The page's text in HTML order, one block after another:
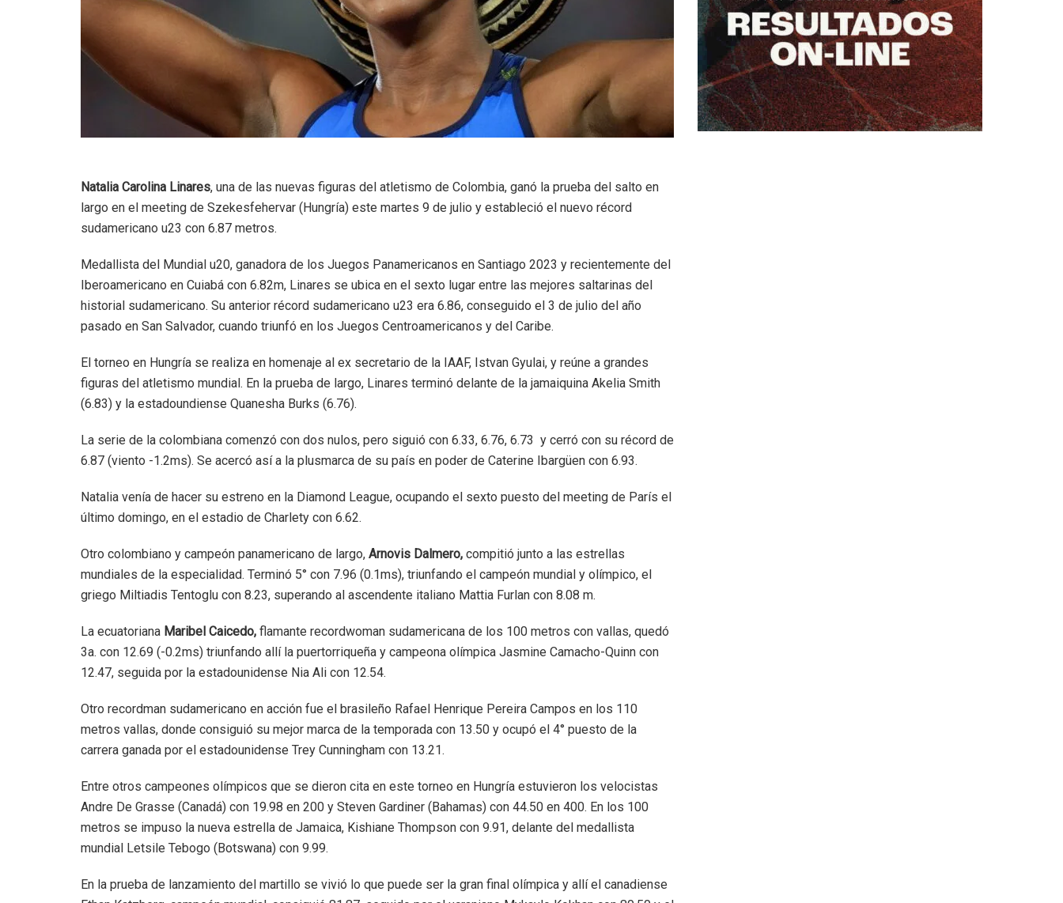
Natalia Carolina Linares, una de las nuevas figuras del atletismo de Colombia, ganó la prueba del salto en
largo en el meeting de Szekesfehervar (Hungría) este martes 9 de julio y estableció el nuevo récord
sudamericano u23 con 6.87 metros.
Medallista del Mundial u20, ganadora de los Juegos Panamericanos en Santiago 2023 y recientemente del
Iberoamericano en Cuiabá con 6.82m, Linares se ubica en el sexto lugar entre las mejores saltarinas del
historial sudamericano. Su anterior récord sudamericano u23 era 6.86, conseguido el 3 de julio del año
pasado en San Salvador, cuando triunfó en los Juegos Centroamericanos y del Caribe.
El torneo en Hungría se realiza en homenaje al ex secretario de la IAAF, Istvan Gyulai, y reúne a grandes
figuras del atletismo mundial. En la prueba de largo, Linares terminó delante de la jamaiquina Akelia Smith
(6.83) y la estadoundiense Quanesha Burks (6.76).
La serie de la colombiana comenzó con dos nulos, pero siguió con 6.33, 6.76, 6.73 y cerró con su récord de
6.87 (viento -1.2ms). Se acercó así a la plusmarca de su país en poder de Caterine Ibargüen con 6.93.
Natalia venía de hacer su estreno en la Diamond League, ocupando el sexto puesto del meeting de París el
último domingo, en el estadio de Charlety con 6.62.
Otro colombiano y campeón panamericano de largo, Arnovis Dalmero, compitió junto a las estrellas
mundiales de la especialidad. Terminó 5° con 7.96 (0.1ms), triunfando el campeón mundial y olímpico, el
griego Miltiadis Tentoglu con 8.23, superando al ascendente italiano Mattia Furlan con 8.08 m.
La ecuatoriana Maribel Caicedo, flamante recordwoman sudamericana de los 100 metros con vallas, quedó
3a. con 12.69 (-0.2ms) triunfando allí la puertorriqueña y campeona olímpica Jasmine Camacho-Quinn con
12.47, seguida por la estadounidense Nia Ali con 12.54.
Otro recordman sudamericano en acción fue el brasileño Rafael Henrique Pereira Campos en los 110
metros vallas, donde consiguió su mejor marca de la temporada con 13.50 y ocupó el 4° puesto de la
carrera ganada por el estadounidense Trey Cunningham con 13.21.
Entre otros campeones olímpicos que se dieron cita en este torneo en Hungría estuvieron los velocistas
Andre De Grasse (Canadá) con 19.98 en 200 y Steven Gardiner (Bahamas) con 44.50 en 400. En los 100
metros se impuso la nueva estrella de Jamaica, Kishiane Thompson con 9.91, delante del medallista
mundial Letsile Tebogo (Botswana) con 9.99.
En la prueba de lanzamiento del martillo se vivió lo que puede ser la gran final olímpica y allí el canadiense